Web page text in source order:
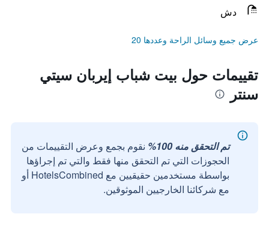
دش
عرض جميع وسائل الراحة وعددها 20
تقييمات حول بيت شباب إيربان سيتي
سنتر
تم التحقق منه 100%
نقوم بجمع وعرض التقييمات من
الحجوزات التي تم التحقق منها فقط والتي تم إجراؤها
بواسطة مستخدمين حقيقيين مع HotelsCombined أو
مع شركائنا الخارجيين الموثوقين.